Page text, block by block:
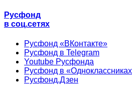
Русфонд
в соц.сетях
Русфонд «ВКонтакте»
Русфонд в Telegram
Youtube Русфонда
Русфонд в
Русфонд.Дзен